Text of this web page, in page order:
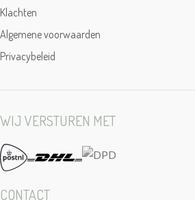
Klachten
Algemene voorwaarden
Privacybeleid
WIJ VERSTUREN MET
CONTACT